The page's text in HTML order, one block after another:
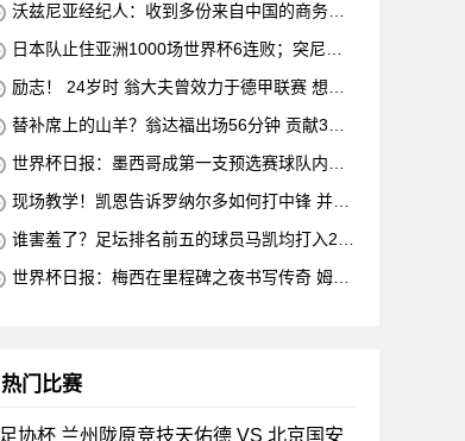
沃兹尼亚经纪人：收到多份来自中国的商务邀
日本队止住亚洲1000场世界杯6连败；突尼斯
励志！ 24岁时 翁大夫曾效力于德甲联赛 想要
替补席上的山羊？翁达福出场56分钟 贡献3球2
世界杯日报：墨西哥成第一支预选赛球队内马
现场教学！凯恩告诉罗纳尔多如何打中锋 并举
谁害羞了？足坛排名前五的球员马凯均打入2球
世界杯日报：梅西在里程碑之夜书写传奇 姆巴
热门比赛
足协杯 兰州陇原竞技天佑德 VS 北京国安